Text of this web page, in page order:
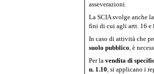
asseverazioni.
La SCIA svolge anche
fini di cui agli artt. 16 e
In caso di attività che
suolo pubblico, è
Per lavendita di
n. 1.10, si applicano i